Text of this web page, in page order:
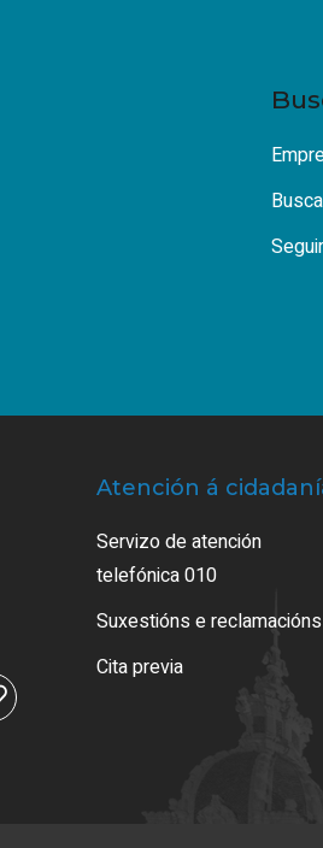
Atención á
Servizo de atención
telefónica 010
Suxestións e reclamacións
Cita previa